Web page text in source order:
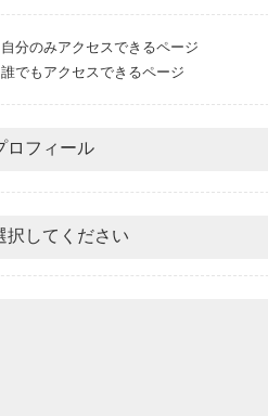
自分のみアクセスできるページ
誰でもアクセスできるページ